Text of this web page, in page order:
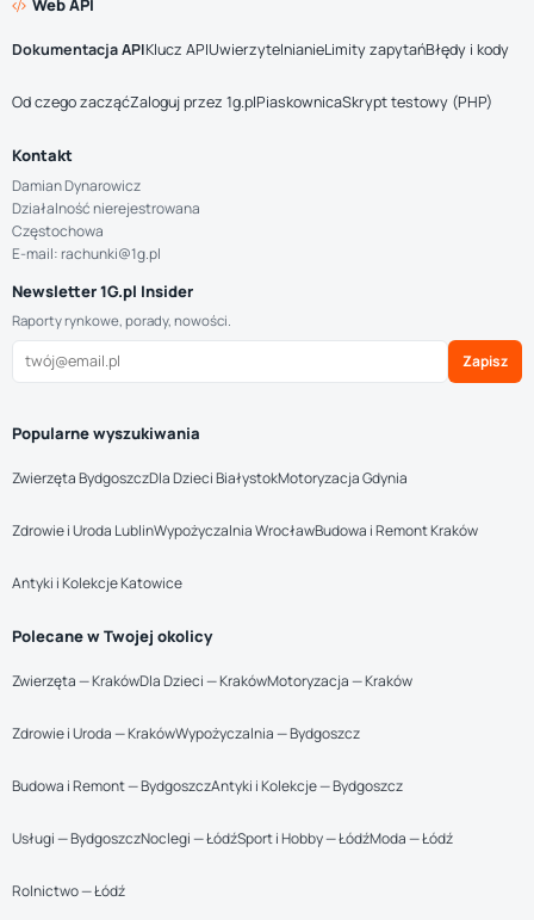
Web API
Dokumentacja APIKlucz APIUwierzytelnianieLimity zapytańBłędy i kody
Od czego zacząćZaloguj przez 1g.plPiaskownicaSkrypt testowy (PHP)
Kontakt
Damian Dynarowicz
Działalność nierejestrowana
Częstochowa
E-mail: rachunki@1g.pl
Newsletter 1G.pl Insider
Raporty rynkowe, porady, nowości.
Zapisz
Popularne wyszukiwania
Zwierzęta BydgoszczDla Dzieci BiałystokMotoryzacja Gdynia
Zdrowie i Uroda LublinWypożyczalnia WrocławBudowa i Remont Kraków
Antyki i Kolekcje Katowice
Polecane w Twojej okolicy
Zwierzęta — KrakówDla Dzieci — KrakówMotoryzacja — Kraków
Zdrowie i Uroda — KrakówWypożyczalnia — Bydgoszcz
Budowa i Remont — BydgoszczAntyki i Kolekcje — Bydgoszcz
Usługi — BydgoszczNoclegi — ŁódźSport i Hobby — ŁódźModa — Łódź
Rolnictwo — Łódź